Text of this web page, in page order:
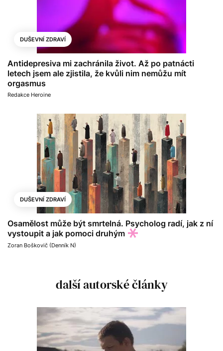
DUŠEVNÍ ZDRAVÍ
Antidepresiva mi zachránila život. Až po patnácti
letech jsem ale zjistila, že kvůli nim nemůžu mít
orgasmus
Redakce Heroine
DUŠEVNÍ ZDRAVÍ
Osamělost může být smrtelná. Psycholog radí, jak z ní
vystoupit a jak pomoci druhým
Zoran Boškovič (Denník N)
další autorské články